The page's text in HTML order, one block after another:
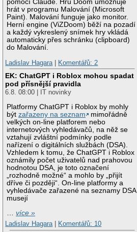
pomocí Claude. Hru Doom umožňuje
hrát v programu Malování (Microsoft
Paint). Malování funguje jako monitor.
Herní engine (ViZDoom) běží na pozadí
a každý vykreslený snímek hry vkládá
automaticky přes schránku (clipboard)
do Malování.
Ladislav Hagara
Komentářů: 2
EK: ChatGPT i Roblox mohou spadat
pod přísnější pravidla
6.8. 08:00 | IT novinky
Platformy ChatGPT i Roblox by mohly
býtzařazeny na seznam
mimořádně
velkých on-line platforem nebo
internetových vyhledávačů, na něž se
vztahují zvláštní podmínky podle
nařízení o digitálních službách (DSA).
Vzhledem k tomu, že ChatGPT i Roblox
oznámily počet uživatelů nad prahovou
hodnotou DSA, je toto označení
„rozhodně možné“ a mohlo by „přijít
dříve či později“. On-line platformy a
vyhledávače zařazené na seznamy DSA
musejí
…více »
Ladislav Hagara| Komentářů: 10